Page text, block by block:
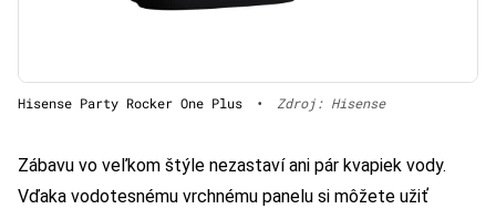
Hisense Party Rocker One Plus • Zdroj: Hisense
Zábavu vo veľkom štýle nezastaví ani pár kvapiek vody.
Vďaka vodotesnému vrchnému panelu si môžete užiť